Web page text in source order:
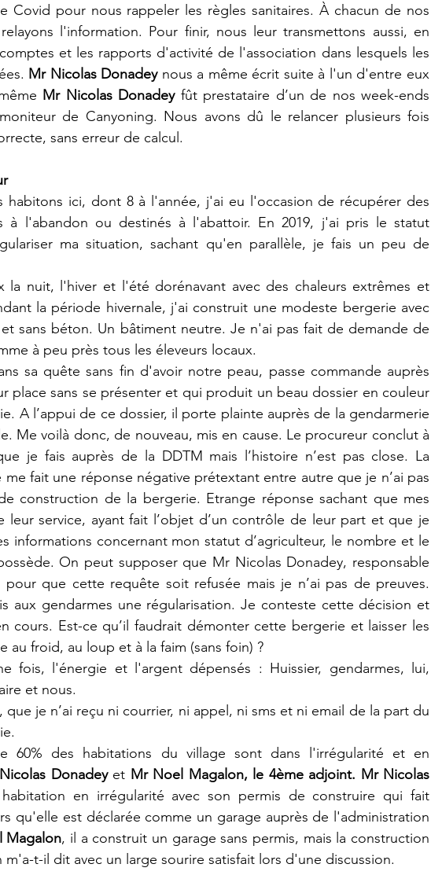
Covid pour nous rappeler les règles sanitaires. À chacun de nos
l'information. Pour finir, nous leur transmettons aussi, en
et les rapports d'activité de l'association dans lesquels les
Mr Nicolas Donadey nous a même écrit suite à l'un d'entre eux
Mr Nicolas Donadey fût prestataire d’un de nos week-ends
de Canyoning. Nous avons dû le relancer plusieurs fois
sans erreur de calcul.
habitons ici, dont 8 à l'année, j'ai eu l'occasion de récupérer des
à l'abandon ou destinés à l'abattoir. En 2019, j'ai pris le statut
ma situation, sachant qu'en parallèle, je fais un peu de
la nuit, l'hiver et l'été dorénavant avec des chaleurs extrêmes et
la période hivernale, j'ai construit une modeste bergerie avec
sans béton. Un bâtiment neutre. Je n'ai pas fait de demande de
à peu près tous les éleveurs locaux.
sa quête sans fin d'avoir notre peau, passe commande auprès
place sans se présenter et qui produit un beau dossier en couleur
A l’appui de ce dossier, il porte plainte auprès de la gendarmerie
Me voilà donc, de nouveau, mis en cause. Le procureur conclut à
je fais auprès de la DDTM mais l’histoire n’est pas close. La
me fait une réponse négative prétextant entre autre que je n’ai pas
construction de la bergerie. Etrange réponse sachant que mes
leur service, ayant fait l’objet d’un contrôle de leur part et que je
informations concernant mon statut d’agriculteur, le nombre et le
On peut supposer que Mr Nicolas Donadey, responsable
pour que cette requête soit refusée mais je n’ai pas de preuves.
aux gendarmes une régularisation. Je conteste cette décision et
cours. Est-ce qu’il faudrait démonter cette bergerie et laisser les
au froid, au loup et à la faim (sans foin) ?
fois, l'énergie et l'argent dépensés : Huissier, gendarmes, lui,
et nous.
je n’ai reçu ni courrier, ni appel, ni sms et ni email de la part du
60% des habitations du village sont dans l'irrégularité et en
Donadey et Mr Noel Magalon, le 4ème adjoint. Mr Nicolas
en irrégularité avec son permis de construire qui fait
qu'elle est déclarée comme un garage auprès de l'administration
Magalon, il a construit un garage sans permis, mais la construction
t-il dit avec un large sourire satisfait lors d'une discussion.